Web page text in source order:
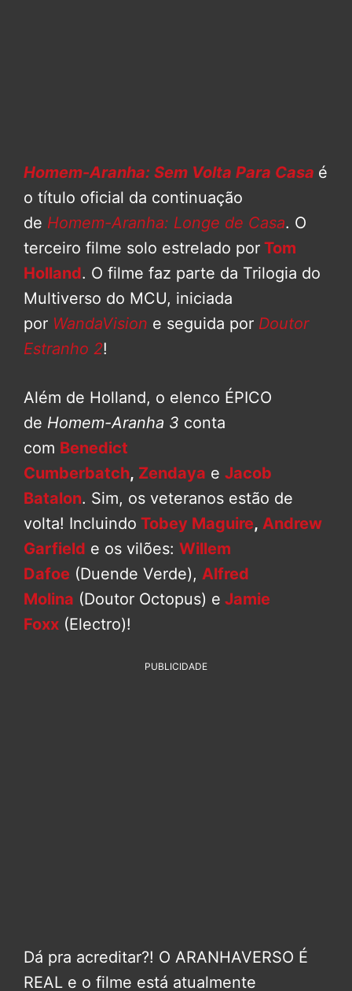
Homem-Aranha: Sem Volta Para Casa é
o título oficial da continuação
de Homem-Aranha: Longe de Casa. O
terceiro filme solo estrelado por Tom
Holland. O filme faz parte da Trilogia do
Multiverso do MCU, iniciada
por WandaVision e seguida por Doutor
Estranho 2!
Além de Holland, o elenco ÉPICO
de Homem-Aranha 3 conta
com Benedict
Cumberbatch, Zendaya e Jacob
Batalon. Sim, os veteranos estão de
volta! Incluindo Tobey Maguire, Andrew
Garfield e os vilões: Willem
Dafoe (Duende Verde), Alfred
Molina (Doutor Octopus) e Jamie
Foxx (Electro)!
PUBLICIDADE
Dá pra acreditar?! O ARANHAVERSO É
REAL e o filme está atualmente